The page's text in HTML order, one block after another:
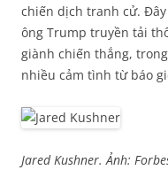
chiến dịch tranh cử.
ông Trump truyền tải
giành chiến thắng,
nhiều cảm tình từ báo
Jared Kushner. Ảnh: